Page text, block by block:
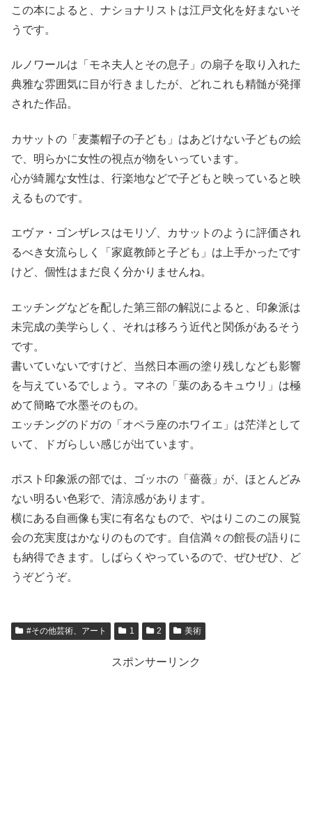
この本によると、ナショナリストは江戸文化を好まないそ
うです。
ルノワールは「モネ夫人とその息子」の扇子を取り入れた
典雅な雰囲気に目が行きましたが、どれこれも精髄が発揮
された作品。
カサットの「麦藁帽子の子ども」はあどけない子どもの絵
で、明らかに女性の視点が物をいっています。
心が綺麗な女性は、行楽地などで子どもと映っていると映
えるものです。
エヴァ・ゴンザレスはモリゾ、カサットのように評価され
るべき女流らしく「家庭教師と子ども」は上手かったです
けど、個性はまだ良く分かりませんね。
エッチングなどを配した第三部の解説によると、印象派は
未完成の美学らしく、それは移ろう近代と関係があるそう
です。
書いていないですけど、当然日本画の塗り残しなども影響
を与えているでしょう。マネの「葉のあるキュウリ」は極
めて簡略で水墨そのもの。
エッチングのドガの「オペラ座のホワイエ」は茫洋として
いて、ドガらしい感じが出ています。
ポスト印象派の部では、ゴッホの「薔薇」が、ほとんどみ
ない明るい色彩で、清涼感があります。
横にある自画像も実に有名なもので、やはりこのこの展覧
会の充実度はかなりのものです。自信満々の館長の語りに
も納得できます。しばらくやっているので、ぜひぜひ、ど
うぞどうぞ。
#その他芸術、アート 1 2 美術
スポンサーリンク